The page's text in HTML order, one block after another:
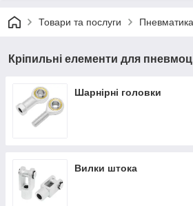
Товари та послуги Пневматика
Кріпильні елементи для
Шарнірні головки
Вилки штока